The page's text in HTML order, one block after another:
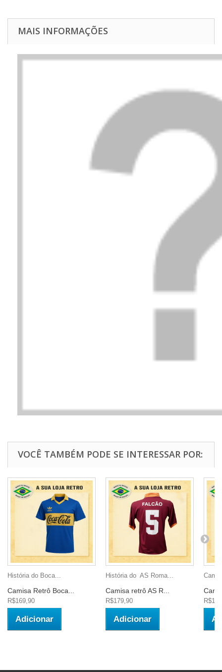
MAIS INFORMAÇÕES
VOCÊ TAMBÉM PODE SE INTERESSAR POR:
História do Boca...
Camisa Retrô Boca...
R$169,90
Adicionar
História do AS Roma...
Camisa retrô AS R...
R$179,90
Adicionar